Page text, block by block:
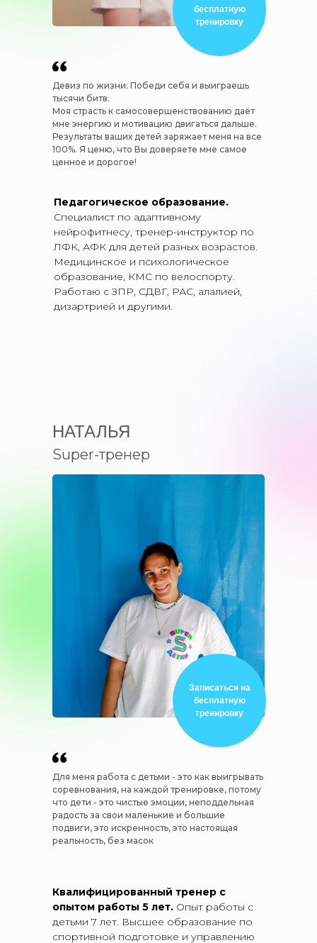
Педагогическое образование.
Специалист по адаптивному
нейрофитнесу, тренер-инструктор по
ЛФК, АФК для детей разных возрастов.
Медицинское и психологическое
образование, КМС по велоспорту.
Работаю с ЗПР, СДВГ, РАС, алалией,
дизартрией и другими.
бесплатную
тренировку
Девиз по жизни: Победи себя и выиграешь
тысячи битв.
Моя страсть к самосовершенствованию даёт
мне энергию и мотивацию двигаться дальше.
Результаты ваших детей заряжает меня на все
100%. Я ценю, что Вы доверяете мне самое
ценное и дорогое!
Квалифицированный тренер с
опытом работы 5 лет. Опыт работы с
детьми 7 лет. Высшее образование по
спортивной подготовке и управлению
Записаться на
бесплатную
тренировку
Для меня работа с детьми - это как выигрывать
соревнования, на каждой тренировке, потому
что дети - это чистые эмоции, неподдельная
радость за свои маленькие и большие
подвиги, это искренность, это настоящая
реальность, без масок
НАТАЛЬЯ
Super-тренер